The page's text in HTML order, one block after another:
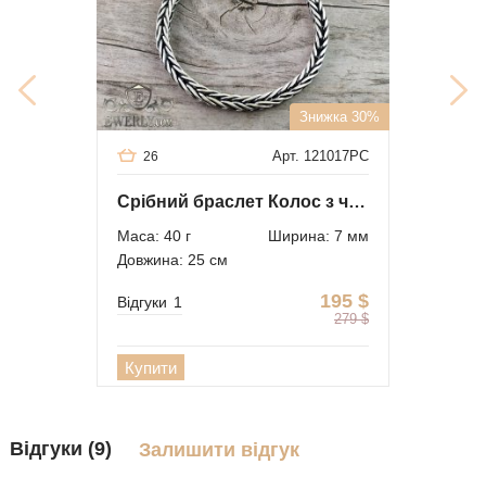
Знижка 30%
Арт. 121017PC
26
Срібний браслет Колос з чорнінням
Маса: 40 г
Ширина: 7 мм
Довжина: 25 см
195 $
279 $
Відгуки 1
Купити
Відгуки (9) Залишити відгук